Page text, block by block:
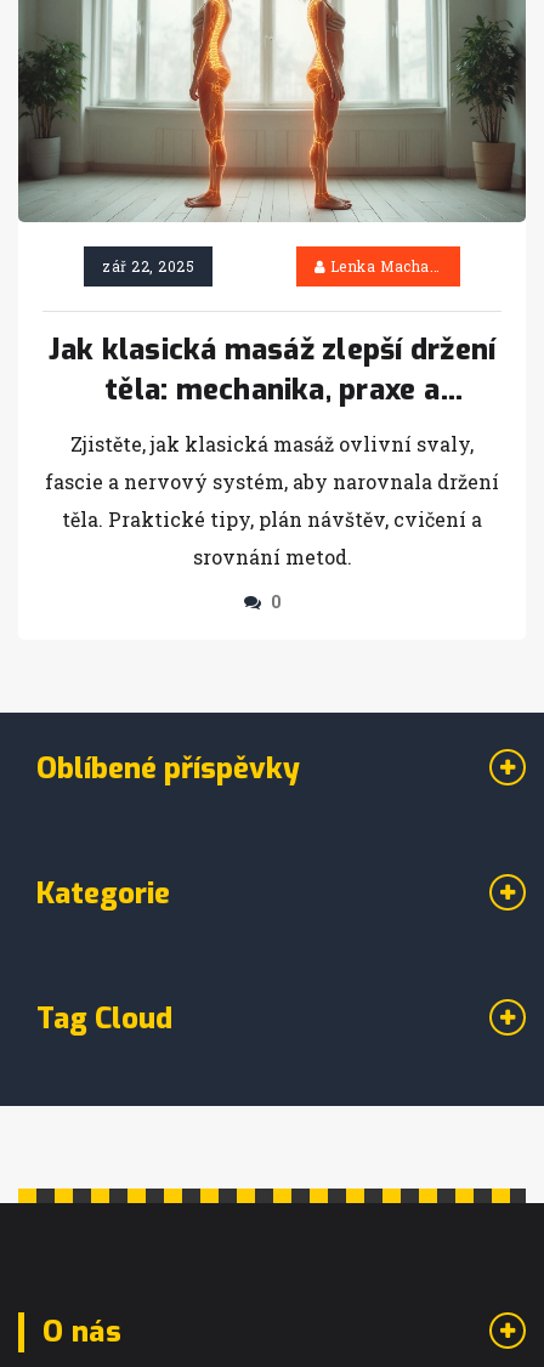
zář 22, 2025 Lenka Machačová
Jak klasická masáž zlepší držení
těla: mechanika, praxe a
výsledky
Zjistěte, jak klasická masáž ovlivní svaly,
fascie a nervový systém, aby narovnala držení
těla. Praktické tipy, plán návštěv, cvičení a
srovnání metod.
0
Oblíbené příspěvky
Kategorie
Tag Cloud
O nás